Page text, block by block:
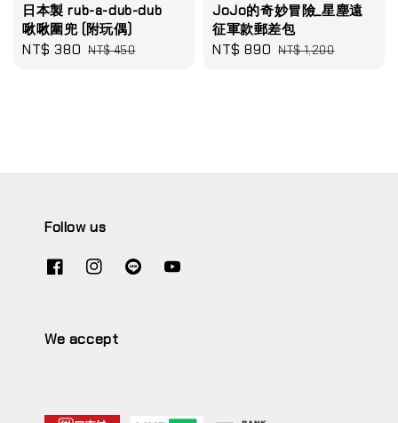
日本製 rub-a-dub-dub
啾啾圍兜 (附玩偶)
Sale
NT$ 380 Regular
NT$ 450
JoJo的奇妙冒險_星塵遠
征軍款郵差包
Sale
NT$ 890 Regular
NT$ 1,200
Follow us
We accept